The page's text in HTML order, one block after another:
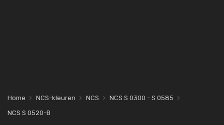
Home NCS-kleuren NCS
NCS S 0300 - S 0585
NCS S 0520-B